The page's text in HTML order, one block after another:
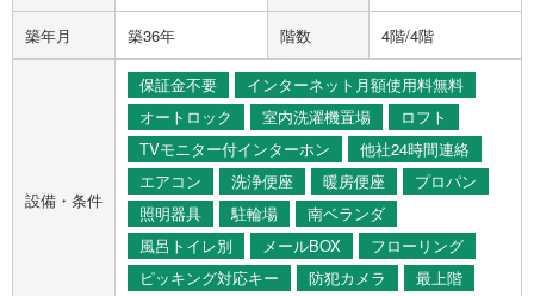
築年月 築36年 階数 4階/4階
設備・条件
保証金不要
インターネット月額使用料無料
オートロック
室内洗濯機置場
ロフト
TVモニター付インターホン
他社24時間連絡
エアコン
洗浄便座 暖房便座
プロパン
照明器具
駐輪場
南ベランダ
風呂トイレ別
メールBOX
フローリング
ピッキング対応キー
防犯カメラ
最上階